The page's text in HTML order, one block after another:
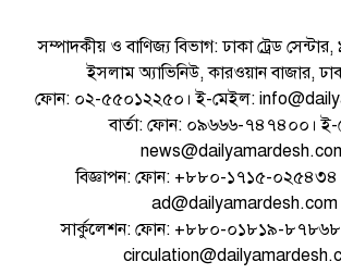
সম্পাদকীয় ও বাণিজ্য বিভাগ: ঢাকা ট্রেড
ইসলাম অ্যাভিনিউ, কারওয়ান বাজার,
ফোন: ০২-৫৫০১২২৫০। ই-মেইল:
বার্তা: ফোন: ০৯৬৬৬-৭৪৭৪০০।
বিজ্ঞাপন: ফোন: +৮৮০-১৭১৫-০২৫৪৩৪
ad@dailyamardesh.com
সার্কুলেশন: ফোন: +৮৮০-০১৮১৯-